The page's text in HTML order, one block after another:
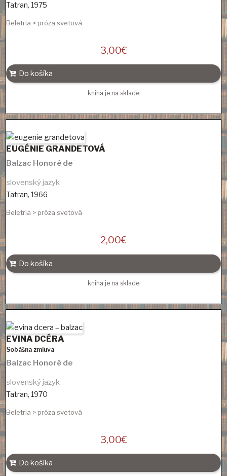
Tatran, 1975
Beletria > próza svetová
3,00€
Do košíka
kniha je na sklade
EUGÉNIE GRANDETOVÁ
Balzac Honoré de
slovenský jazyk
Tatran, 1966
Beletria > próza svetová
2,00€
Do košíka
kniha je na sklade
EVINA DCÉRA
Sobášna zmluva
Balzac Honoré de
slovenský jazyk
Tatran, 1970
Beletria > próza svetová
3,00€
Do košíka